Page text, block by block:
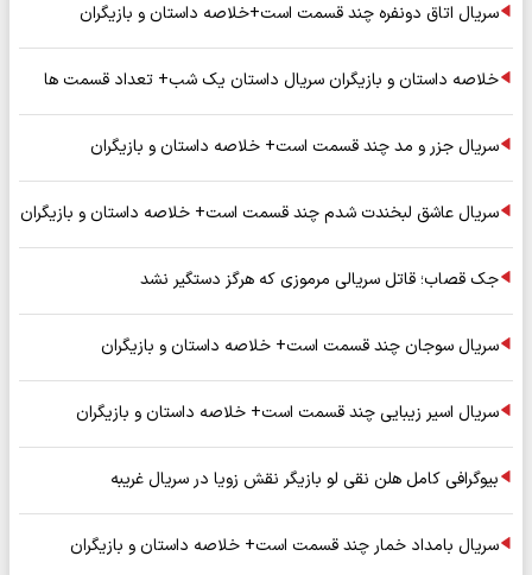
سریال اتاق دونفره چند قسمت است+خلاصه داستان و بازیگران
خلاصه داستان و بازیگران سریال داستان یک شب+ تعداد قسمت ها
سریال جزر و مد چند قسمت است+ خلاصه داستان و بازیگران
سریال عاشق لبخندت شدم چند قسمت است+ خلاصه داستان و بازیگران
جک قصاب؛ قاتل سریالی مرموزی که هرگز دستگیر نشد
سریال سوجان چند قسمت است+ خلاصه داستان و بازیگران
سریال اسیر زیبایی چند قسمت است+ خلاصه داستان و بازیگران
بیوگرافی کامل هلن نقی لو بازیگر نقش زویا در سریال غریبه
سریال بامداد خمار چند قسمت است+ خلاصه داستان و بازیگران